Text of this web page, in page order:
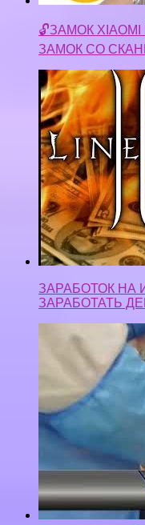
🔓ЗАМОК
ЗАМОК СО
ЗАРАБОТОК НА
ЗАРАБОТАТЬ